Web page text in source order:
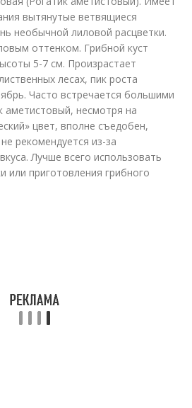
вытянутые ветвящиеся
необычной лиловой расцветки.
оттенком. Грибной куст
5-7 см. Произрастает
лесах, пик роста
Часто встречается большими
аметистовый, несмотря на
цвет, вполне съедобен,
рекомендуется из-за
Лучше всего использовать
или приготовления грибного